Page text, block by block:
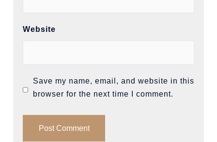
Website
Save my name, email, and website in this
browser for the next time I comment.